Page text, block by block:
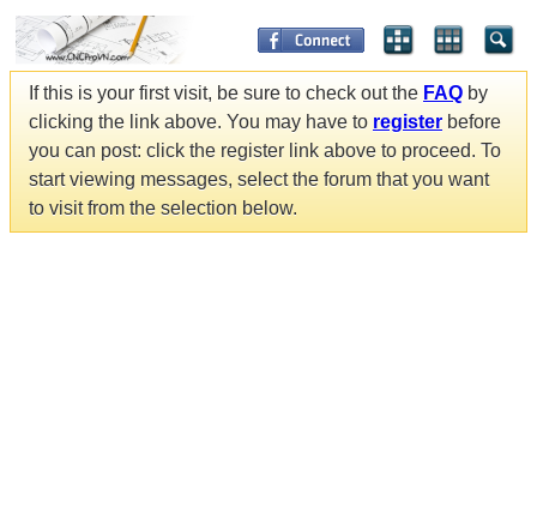
If this is your first visit, be sure to check out the FAQ by
clicking the link above. You may have to register before
you can post: click the register link above to proceed. To
start viewing messages, select the forum that you want
to visit from the selection below.